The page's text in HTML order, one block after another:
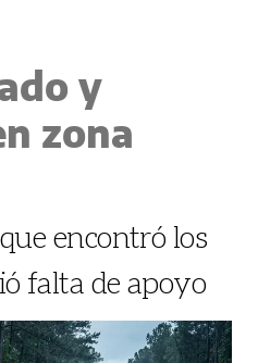
y
zona
encontró los
falta de apoyo